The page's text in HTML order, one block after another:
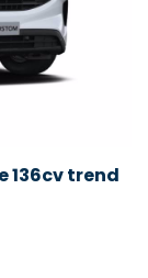
136cv trend